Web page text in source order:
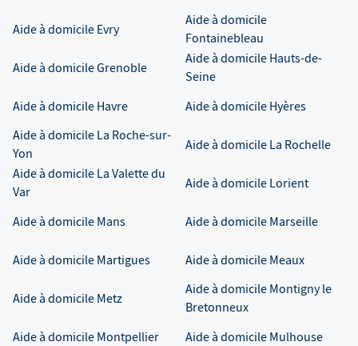
Aide à domicile Evry
Aide à domicile
Fontainebleau
Aide à domicileGrenoble
Aide à domicile Hauts-de-
Seine
Aide à domicile Havre Aide à domicile Hyères
Aide à domicile La Roche-sur-
Yon
Aide à domicile La Rochelle
Aide à domicile La Valette du
Var
Aide à domicile Lorient
Aide à domicile Mans Aide à domicile Marseille
Aide à domicile Martigues Aide à domicile Meaux
Aide à domicile Metz
Aide à domicile Montigny le
Bretonneux
Aide à domicile Montpellier Aide à domicile Mulhouse